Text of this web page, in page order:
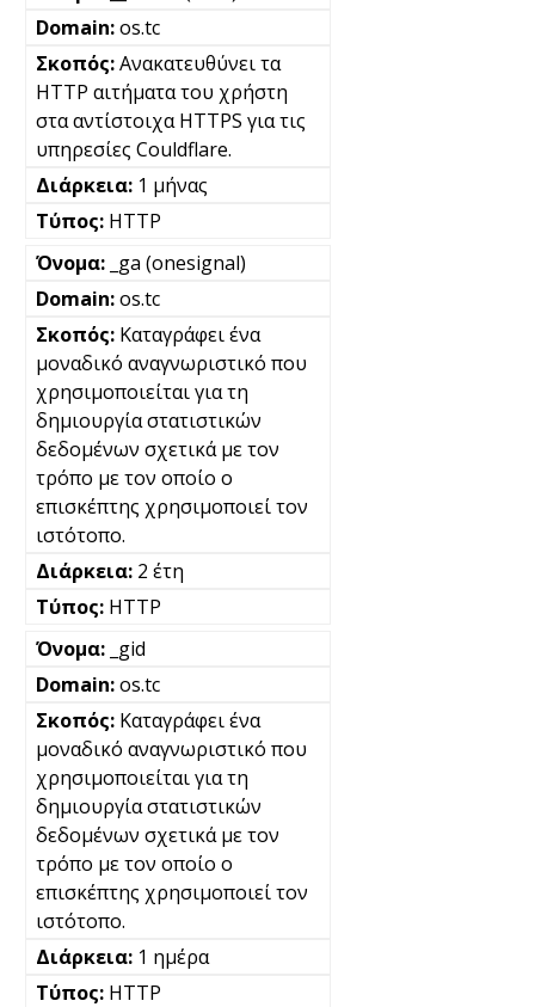
os.tc
Ανακατευθύνει τα
HTTP αιτήματα του χρήστη
στα αντίστοιχα HTTPS για τις
υπηρεσίες Couldflare.
1 μήνας
HTTP
_ga (onesignal)
os.tc
Καταγράφει ένα
μοναδικό αναγνωριστικό που
χρησιμοποιείται για τη
δημιουργία στατιστικών
δεδομένων σχετικά με τον
τρόπο με τον οποίο ο
επισκέπτης χρησιμοποιεί τον
ιστότοπο.
2 έτη
HTTP
_gid
os.tc
Καταγράφει ένα
μοναδικό αναγνωριστικό που
χρησιμοποιείται για τη
δημιουργία στατιστικών
δεδομένων σχετικά με τον
τρόπο με τον οποίο ο
επισκέπτης χρησιμοποιεί τον
ιστότοπο.
1 ημέρα
HTTP